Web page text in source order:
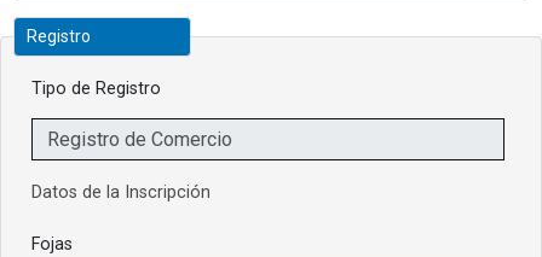
Registro
Tipo de Registro
Datos de la Inscripción
Fojas